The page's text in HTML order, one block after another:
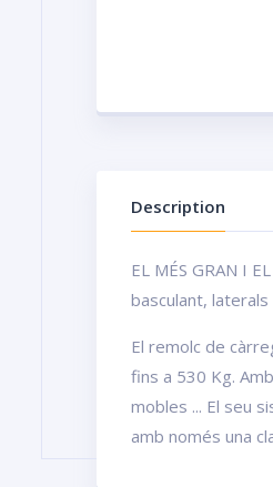
Description
EL MÉS GRAN I
basculant,
El remolc de
fins a 530 Kg.
mobles ... El seu
amb només una